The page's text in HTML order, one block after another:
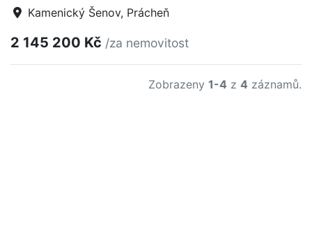
Kamenický Šenov, Prácheň
2 145 200 Kč /za nemovitost
Zobrazeny 1-4 z 4 záznamů.